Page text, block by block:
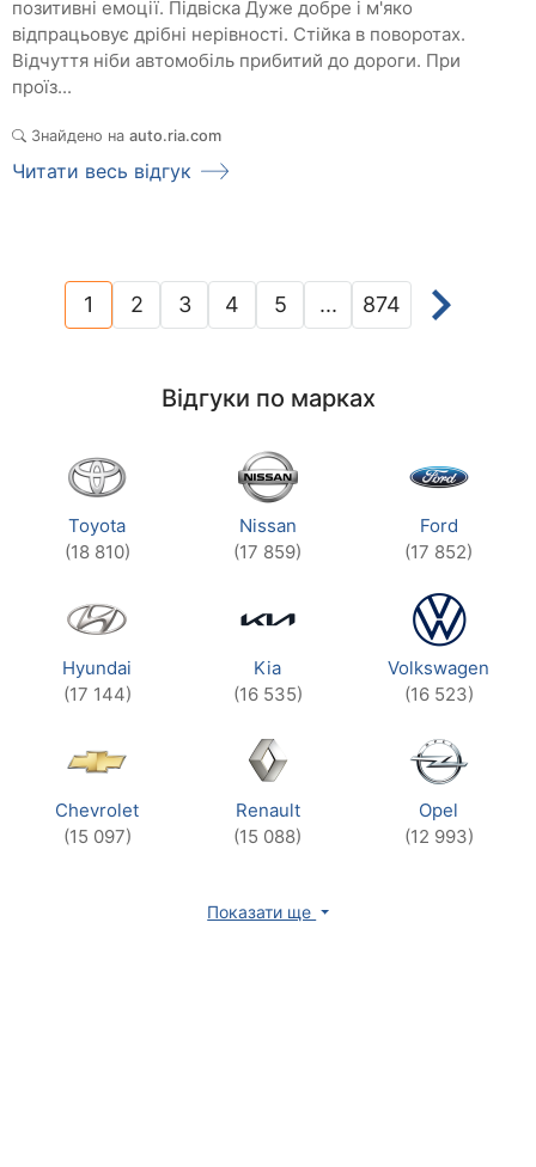
позитивні емоції. Підвіска Дуже добре і м'яко
відпрацьовує дрібні нерівності. Стійка в поворотах.
Відчуття ніби автомобіль прибитий до дороги. При
проїз...
Знайдено на auto.ria.com
Читати весь відгук
1(current)
2 3 4 5 ... 874
Відгуки по марках
Toyota
(18 810)
Nissan
(17 859)
Ford
(17 852)
Hyundai
(17 144)
Kia
(16 535)
Volkswagen
(16 523)
Chevrolet
(15 097)
Renault
(15 088)
Opel
(12 993)
Показати ще